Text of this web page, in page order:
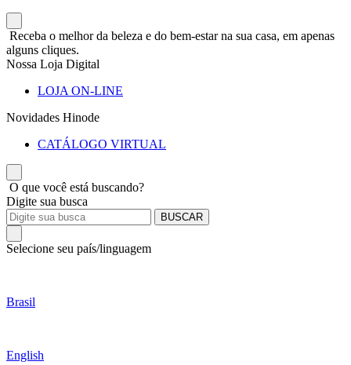
Receba o melhor da beleza e do bem-estar na sua casa, em apenas
alguns cliques.
Nossa Loja Digital
LOJA ON-LINE
Novidades Hinode
CATÁLOGO VIRTUAL
O que você está buscando?
Digite sua busca
BUSCAR
Selecione seu país/linguagem
Brasil
English